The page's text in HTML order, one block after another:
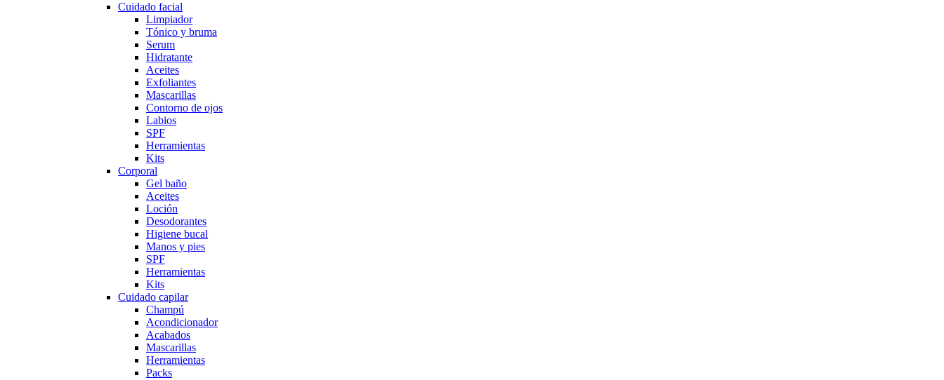
Cuidado facial
Limpiador
Tónico y bruma
Serum
Hidratante
Aceites
Exfoliantes
Mascarillas
Contorno de ojos
Labios
SPF
Herramientas
Kits
Corporal
Gel baño
Aceites
Loción
Desodorantes
Higiene bucal
Manos y pies
SPF
Herramientas
Kits
Cuidado capilar
Champú
Acondicionador
Acabados
Mascarillas
Herramientas
Packs